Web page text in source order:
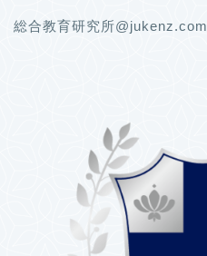
総合教育研究所@jukenz.com